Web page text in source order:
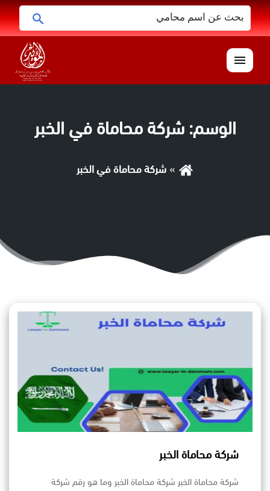
البحث
عن:
القائمة
الوسم:شركة محاماة في الخبر
شركة محاماة في الخبر
شركة محاماة الخبر
شركة محاماة الخبر شركة محاماة الخبر وما هو رقم شركة